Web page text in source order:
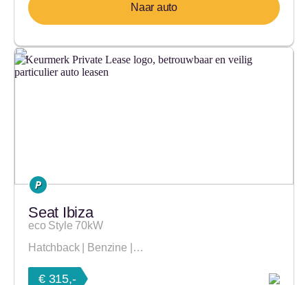
Naar auto
Seat Ibiza
eco Style 70kW
Hatchback | Benzine |…
€ 315,-